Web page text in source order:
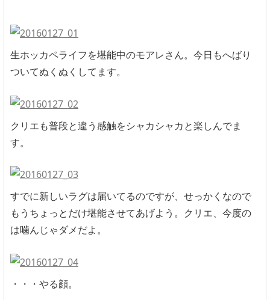
生ホッカペライフを堪能中のモアレさん。今日もへばり
ついてぬくぬくしてます。
クリエも普段と違う感触をシャカシャカと楽しんでま
す。
すでに新しいラグは届いてるのですが、せっかくなので
もうちょっとだけ堪能させてあげよう。クリエ、今度の
は噛んじゃダメだよ。
・・・やる顔。